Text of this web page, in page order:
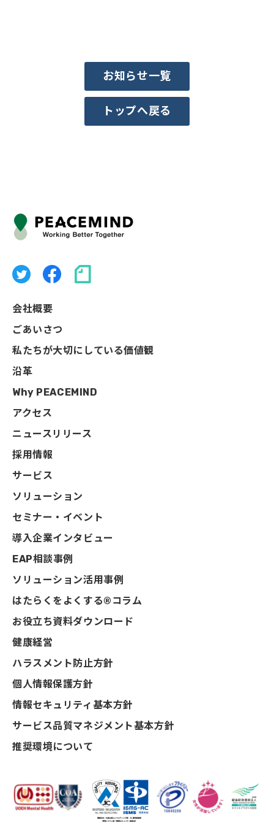
お知らせ一覧
トップへ戻る
会社概要
ごあいさつ
私たちが大切にしている価値観
沿革
Why PEACEMIND
アクセス
ニュースリリース
採用情報
サービス
ソリューション
セミナー・イベント
導入企業インタビュー
EAP相談事例
ソリューション活用事例
はたらくをよくする®コラム
お役立ち資料ダウンロード
健康経営
ハラスメント防止方針
個人情報保護方針
情報セキュリティ基本方針
サービス品質マネジメント基本方針
推奨環境について